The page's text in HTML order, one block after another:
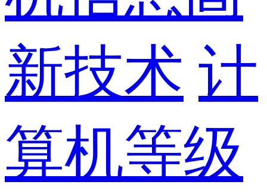
新技术 计
算机等级